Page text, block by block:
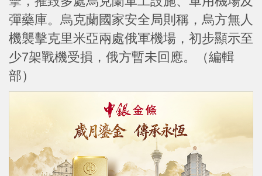
彈藥庫。烏克蘭國家安全局則稱，烏方無人
機襲擊克里米亞兩處俄軍機場，初步顯示至
少7架戰機受損，俄方暫未回應。（編輯
部）